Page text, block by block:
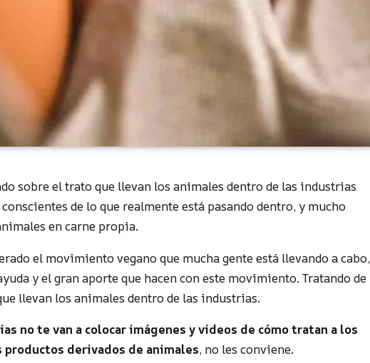
sobre el trato que llevan los animales dentro de las industrias
de lo que realmente está pasando dentro, y mucho
en carne propia.
el movimiento vegano que mucha gente está llevando a cabo,
y el gran aporte que hacen con este movimiento. Tratando de
llevan los animales dentro de las industrias.
no te van a colocar imágenes y videos de cómo tratan a los
derivados de animales, no les conviene.